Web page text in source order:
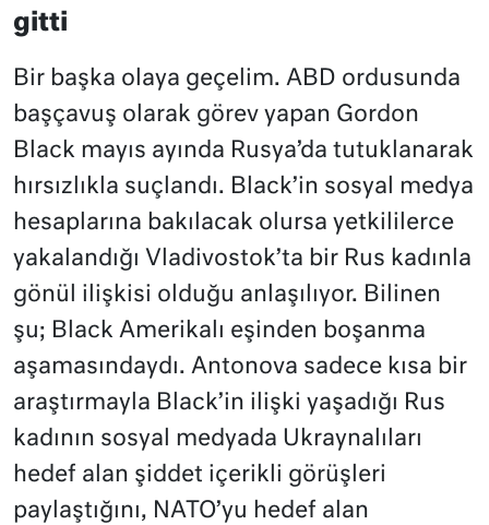
gitti
Bir başka olaya geçelim. ABD ordusunda
başçavuş olarak görev yapan Gordon
Black mayıs ayında Rusya’da tutuklanarak
hırsızlıkla suçlandı. Black’in sosyal medya
hesaplarına bakılacak olursa yetkililerce
yakalandığı Vladivostok’ta bir Rus kadınla
gönül ilişkisi olduğu anlaşılıyor. Bilinen
şu; Black Amerikalı eşinden boşanma
aşamasındaydı. Antonova sadece kısa bir
araştırmayla Black’in ilişki yaşadığı Rus
kadının sosyal medyada Ukraynalıları
hedef alan şiddet içerikli görüşleri
paylaştığını, NATO’yu hedef alan